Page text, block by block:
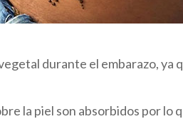
durante el embarazo, ya
la piel son absorbidos por lo